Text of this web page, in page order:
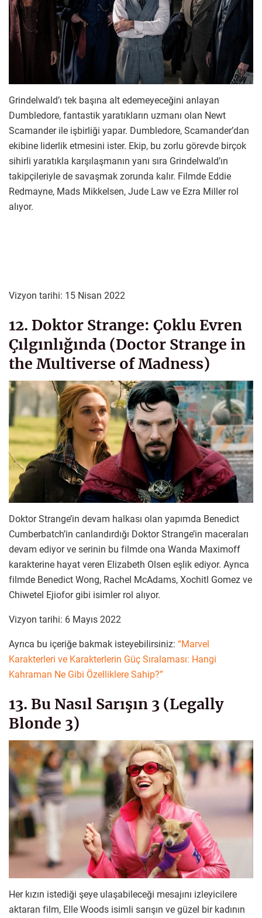
Grindelwald’ı tek başına alt edemeyeceğini anlayan
Dumbledore, fantastik yaratıkların uzmanı olan Newt
Scamander ile işbirliği yapar. Dumbledore, Scamander’dan
ekibine liderlik etmesini ister. Ekip, bu zorlu görevde birçok
sihirli yaratıkla karşılaşmanın yanı sıra Grindelwald’ın
takipçileriyle de savaşmak zorunda kalır. Filmde Eddie
Redmayne, Mads Mikkelsen, Jude Law ve Ezra Miller rol
alıyor.
Vizyon tarihi: 15 Nisan 2022
12. Doktor Strange: Çoklu Evren
Çılgınlığında (Doctor Strange in
the Multiverse of Madness)
Doktor Strange’in devam halkası olan yapımda Benedict
Cumberbatch’in canlandırdığı Doktor Strange’in maceraları
devam ediyor ve serinin bu filmde ona Wanda Maximoff
karakterine hayat veren Elizabeth Olsen eşlik ediyor. Ayrıca
filmde Benedict Wong, Rachel McAdams, Xochitl Gomez ve
Chiwetel Ejiofor gibi isimler rol alıyor.
Vizyon tarihi: 6 Mayıs 2022
Ayrıca bu içeriğe bakmak isteyebilirsiniz: “Marvel
Karakterleri ve Karakterlerin Güç Sıralaması: Hangi
Kahraman Ne Gibi Özelliklere Sahip?”
13. Bu Nasıl Sarışın 3 (Legally
Blonde 3)
Her kızın istediği şeye ulaşabileceği mesajını izleyicilere
aktaran film, Elle Woods isimli sarışın ve güzel bir kadının